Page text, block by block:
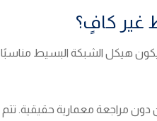
غير كافٍ؟
هيكل الشبكة البسيط مناسبًا.
دون مراجعة معمارية حقيقية.